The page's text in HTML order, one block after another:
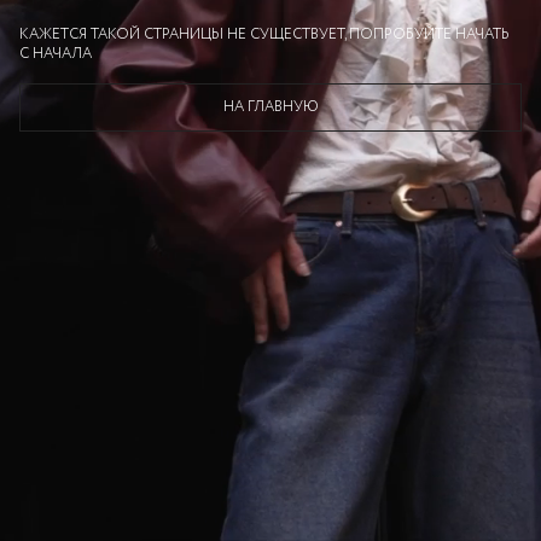
КАЖЕТСЯ ТАКОЙ СТРАНИЦЫ НЕ СУЩЕСТВУЕТ, ПОПРОБУЙТЕ НАЧАТЬ
С НАЧАЛА
НА ГЛАВНУЮ